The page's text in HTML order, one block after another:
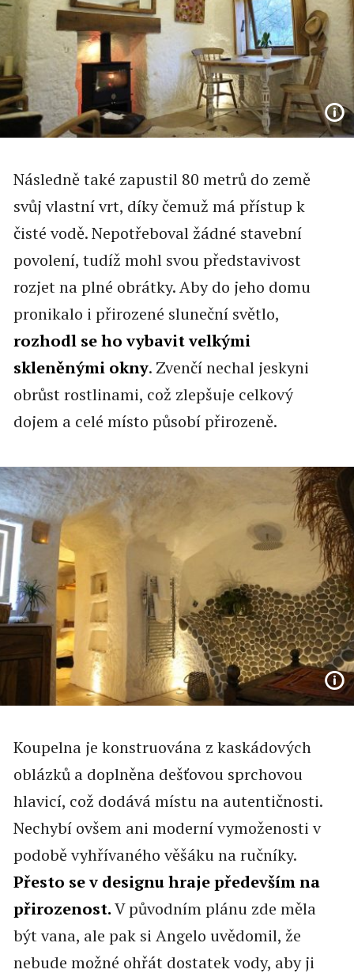
Následně také zapustil 80 metrů do země
svůj vlastní vrt, díky čemuž má přístup k
čisté vodě. Nepotřeboval žádné stavební
povolení, tudíž mohl svou představivost
rozjet na plné obrátky. Aby do jeho domu
pronikalo i přirozené sluneční světlo,
rozhodl se ho vybavit velkými
skleněnými okny. Zvenčí nechal jeskyni
obrůst rostlinami, což zlepšuje celkový
dojem a celé místo působí přirozeně.
Koupelna je konstruována z kaskádových
oblázků a doplněna dešťovou sprchovou
hlavicí, což dodává místu na autentičnosti.
Nechybí ovšem ani moderní vymoženosti v
podobě vyhřívaného věšáku na ručníky.
Přesto se v designu hraje především na
přirozenost.V původním plánu zde měla
být vana, ale pak si Angelo uvědomil, že
nebude možné ohřát dostatek vody, aby ji